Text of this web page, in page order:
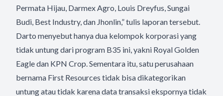
Permata Hijau, Darmex Agro, Louis Dreyfus, Sungai
Budi, Best Industry, dan Jhonlin,” tulis laporan tersebut.
Darto menyebut hanya dua kelompok korporasi yang
tidak untung dari program B35 ini, yakni Royal Golden
Eagle dan KPN Crop. Sementara itu, satu perusahaan
bernama First Resources tidak bisa dikategorikan
untung atau tidak karena data transaksi ekspornya tidak